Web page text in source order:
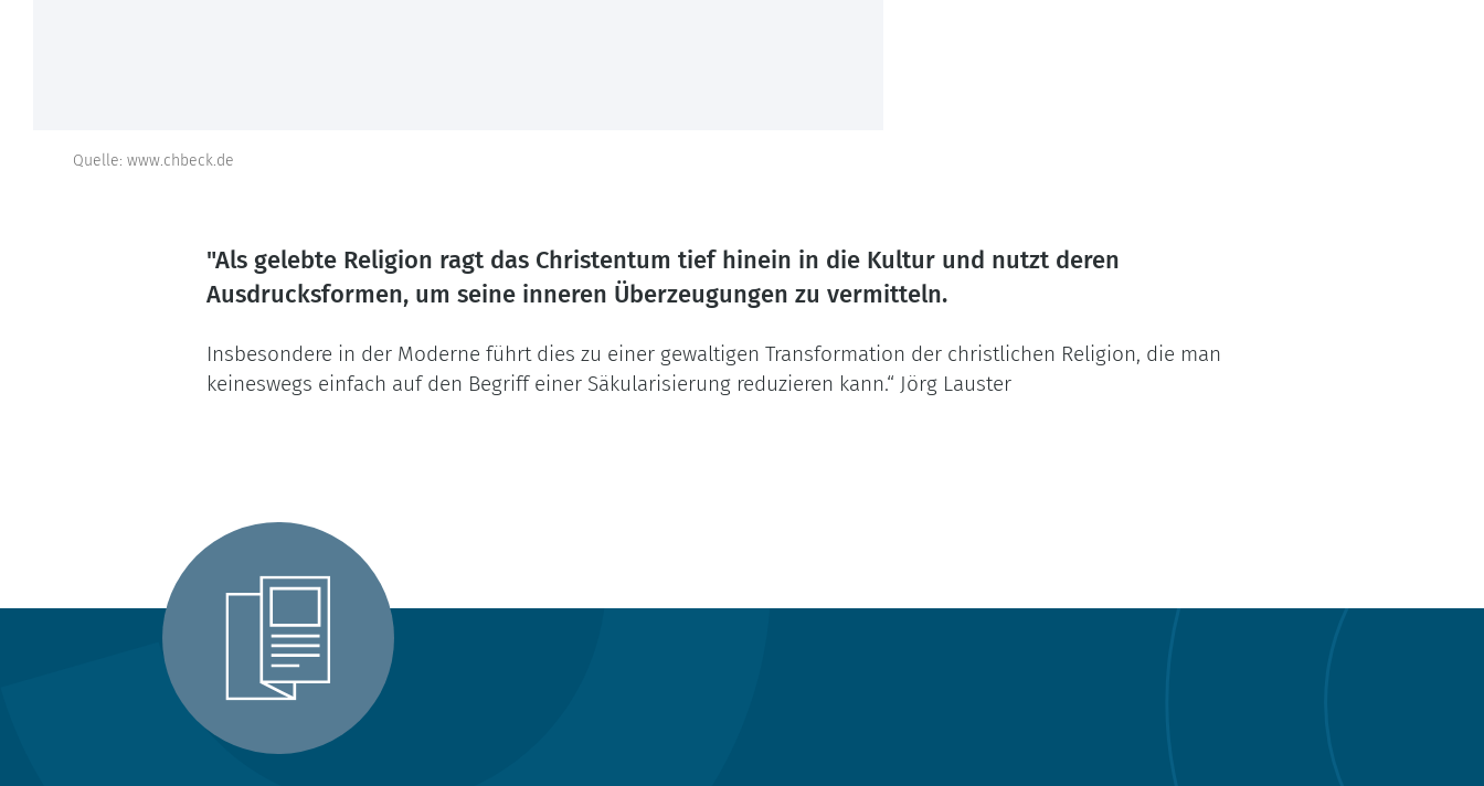
Quelle: www.chbeck.de
"Als gelebte Religion ragt das Christentum tief hinein in die Kultur und nutzt deren
Ausdrucksformen, um seine inneren Überzeugungen zu vermitteln.
Insbesondere in der Moderne führt dies zu einer gewaltigen Transformation der christlichen Religion, die man
keineswegs einfach auf den Begriff einer Säkularisierung reduzieren kann.“ Jörg Lauster